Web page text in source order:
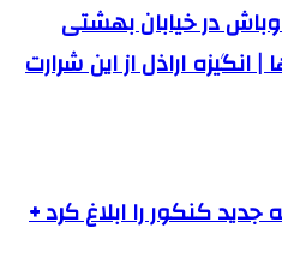
در خیابان بهشتی
انگیزه اراذل از این شرارت
کنکور را ابلاغ کرد +